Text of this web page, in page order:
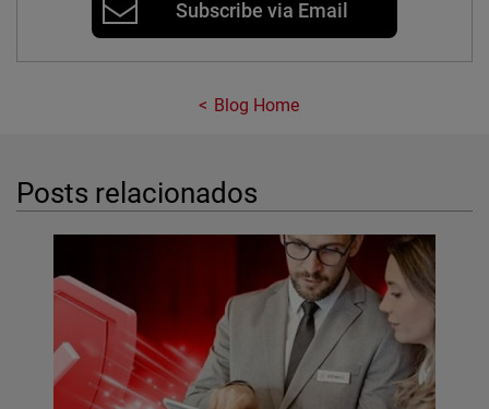
Subscribe via Email
Blog Home
Posts relacionados